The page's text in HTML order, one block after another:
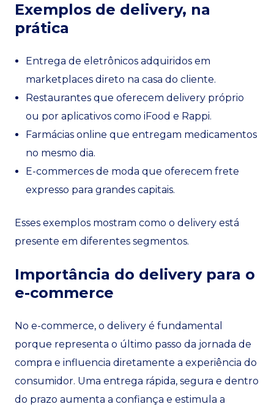
Exemplos de delivery, na
prática
Entrega de eletrônicos adquiridos em
marketplaces direto na casa do cliente.
Restaurantes que oferecem delivery próprio
ou por aplicativos como iFood e Rappi.
Farmácias online que entregam medicamentos
no mesmo dia.
E-commerces de moda que oferecem frete
expresso para grandes capitais.
Esses exemplos mostram como o delivery está
presente em diferentes segmentos.
Importância do delivery para o
e-commerce
No e-commerce, o delivery é fundamental
porque representa o último passo da jornada de
compra e influencia diretamente a experiência do
consumidor. Uma entrega rápida, segura e dentro
do prazo aumenta a confiança e estimula a